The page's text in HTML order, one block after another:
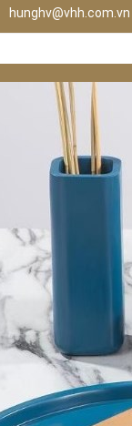
hunghv@vhh.com.vn